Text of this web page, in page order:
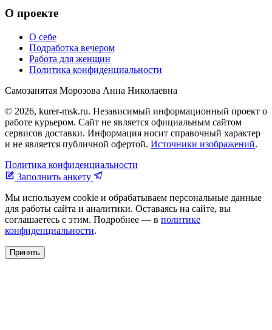
О проекте
О себе
Подработка вечером
Работа для женщин
Политика конфиденциальности
Самозанятая Морозова Анна Николаевна
© 2026, kurer-msk.ru. Независимый информационный проект о
работе курьером. Сайт не является официальным сайтом
сервисов доставки. Информация носит справочный характер
и не является публичной офертой. Источники изображений.
Политика конфиденциальности
Заполнить анкету
Мы используем cookie и обрабатываем персональные данные
для работы сайта и аналитики. Оставаясь на сайте, вы
соглашаетесь с этим. Подробнее — в политике
конфиденциальности.
Принять